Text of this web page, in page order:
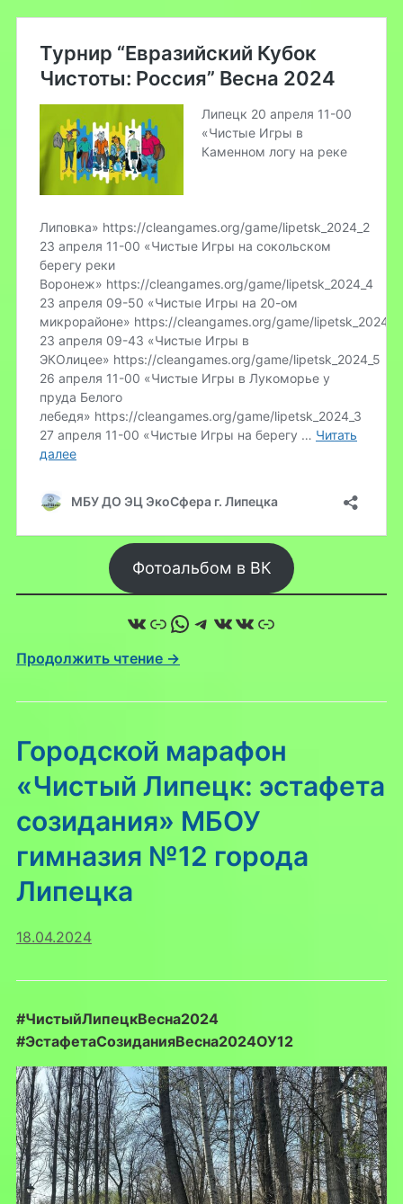
Фотоальбом в ВК
ВКонтакте
Ссылка
WhatsApp
Telegram
ВКонтакте
ВКонтакте
Ссылка
Продолжить чтение →
Городской марафон
«Чистый Липецк: эстафета
созидания» МБОУ
гимназия №12 города
Липецка
18.04.2024
#ЧистыйЛипецкВесна2024
#ЭстафетаСозиданияВесна2024ОУ12